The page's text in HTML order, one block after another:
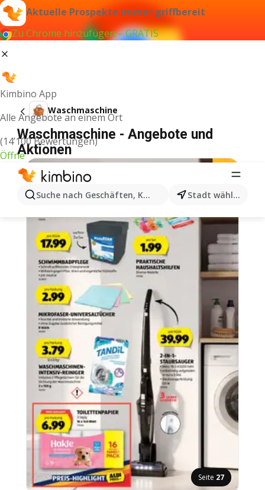
Aktuelle Prospekte immer griffbereit
Zu Chrome hinzufügen – GRATIS
Kimbino App
Alle Angebote an einem Ort
(14’100 Bewertungen)
Öffne
Suche nach Geschäften, Kategorien, Produkten...
Stadt wählen
Waschmaschine
Waschmaschine - Angebote und
Aktionen
Seite 27